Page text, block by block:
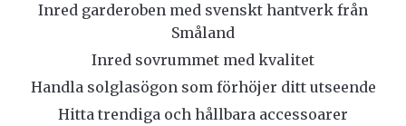
Inred garderoben med svenskt hantverk från
Småland
Inred sovrummet med kvalitet
Handla solglasögon som förhöjer ditt utseende
Hitta trendiga och hållbara accessoarer